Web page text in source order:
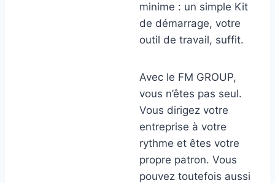
minime : un simple Kit
de démarrage, votre
outil de travail, suffit.
Avec le FM GROUP,
vous n’êtes pas seul.
Vous dirigez votre
entreprise à votre
rythme et êtes votre
propre patron. Vous
pouvez toutefois aussi